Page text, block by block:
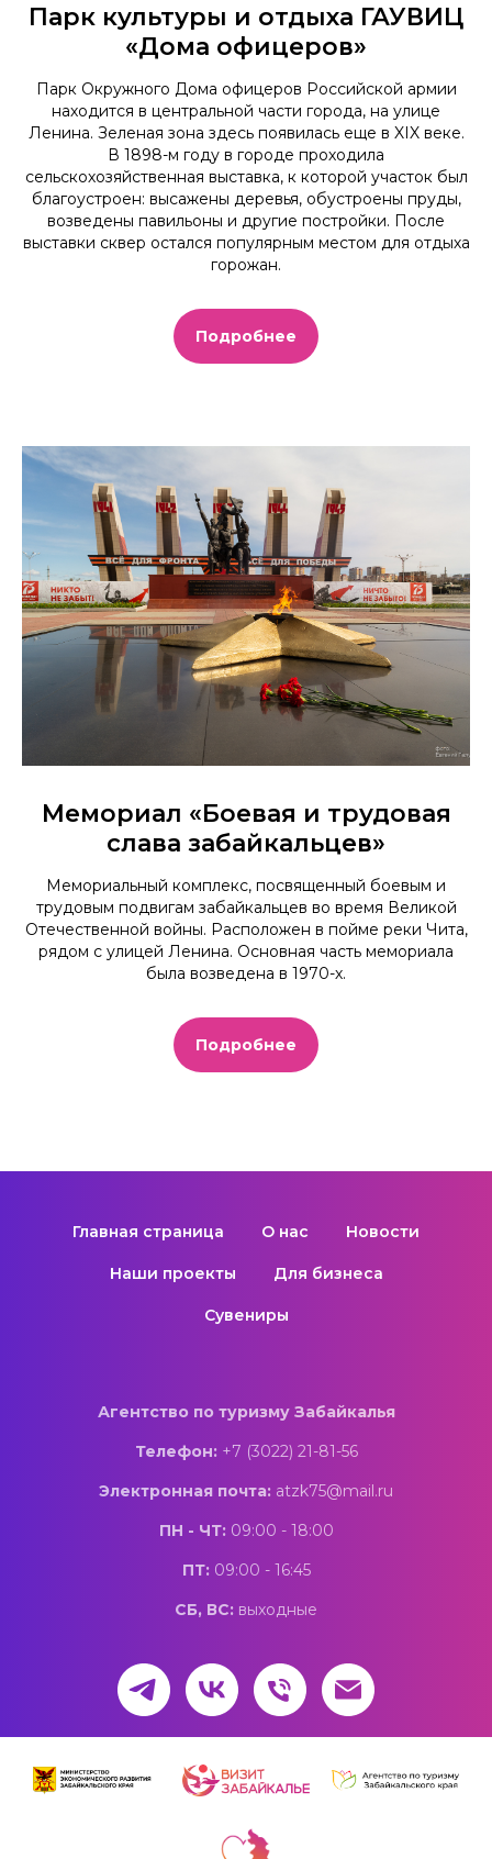
Парк культуры и отдыха ГАУВИЦ
«Дома офицеров»
Парк Окружного Дома офицеров Российской армии
находится в центральной части города, на улице
Ленина. Зеленая зона здесь появилась еще в XIX веке.
В 1898-м году в городе проходила
сельскохозяйственная выставка, к которой участок был
благоустроен: высажены деревья, обустроены пруды,
возведены павильоны и другие постройки. После
выставки сквер остался популярным местом для отдыха
горожан.
Подробнее
Мемориал «Боевая и трудовая
слава забайкальцев»
Мемориальный комплекс, посвященный боевым и
трудовым подвигам забайкальцев во время Великой
Отечественной войны. Расположен в пойме реки Чита,
рядом с улицей Ленина. Основная часть мемориала
была возведена в 1970-х.
Подробнее
Главная страница О нас Новости
Наши проекты Для бизнеса
Сувениры
Агентство по туризму Забайкалья
Телефон:+7 (3022) 21-81-56
Электронная почта: atzk75@mail.ru
ПН - ЧТ:09:00 - 18:00
ПТ:09:00 - 16:45
СБ, ВС: выходные